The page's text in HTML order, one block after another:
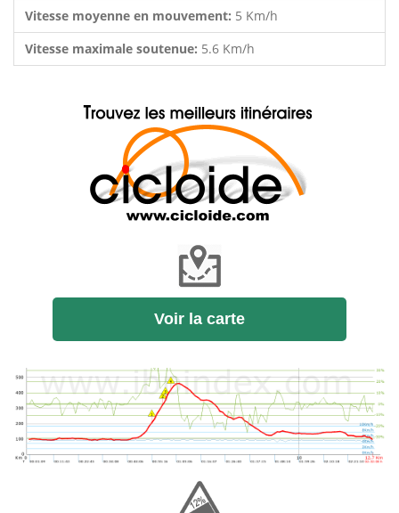
Vitesse moyenne en mouvement: 5 Km/h
Vitesse maximale soutenue: 5.6 Km/h
Voir la carte